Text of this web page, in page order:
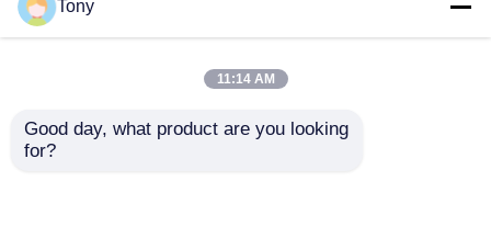
साइटमैप
गोपनीयता नीति
गुणवत्ताबांसुरी लैमिनेटर मशीनचीन का कारखाना.Copyright ©
Tony
11:14 AM
Good day, what product are you looking
for?